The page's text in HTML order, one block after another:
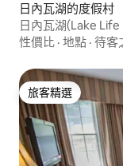
日內瓦湖的度假村
日內瓦湖(Lake
性價比 · 地點 · 待客
旅客精選
旅客精選